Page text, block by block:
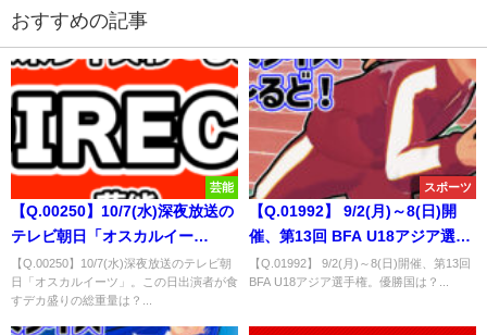
おすすめの記事
芸能
【Q.00250】10/7(水)深夜放送の
テレビ朝日「オスカルイー
ツ」。この日出演者が食すデカ
盛りの総重量は？
【Q.00250】10/7(水)深夜放送のテレビ朝
日「オスカルイーツ」。この日出演者が食
すデカ盛りの総重量は？...
スポーツ
【Q.01992】 9/2(月)～8(日)開
催、第13回 BFA U18アジア選手
権。優勝国は？
【Q.01992】 9/2(月)～8(日)開催、第13回
BFA U18アジア選手権。優勝国は？...